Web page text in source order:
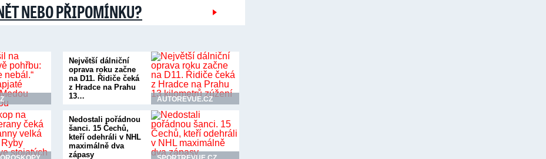
NEBO PŘIPOMÍNKU?
Největší dálniční
oprava roku začne
na D11. Řidiče čeká
z Hradce na Prahu
13…
AUTOREVUE.CZ
Nedostali pořádnou
šanci. 15 Čechů,
kteří odehráli v NHL
maximálně dva
zápasy